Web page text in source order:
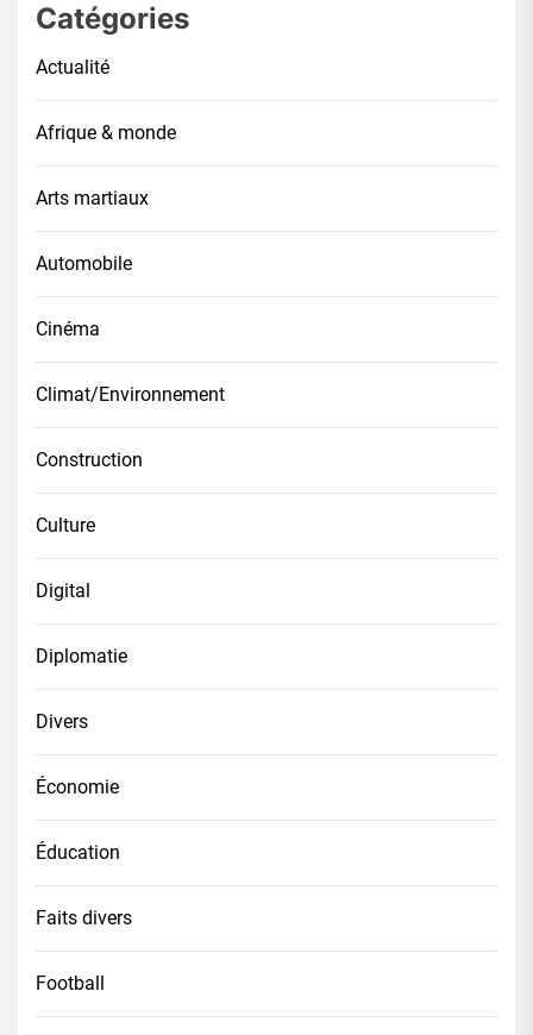
Catégories
Actualité
Afrique & monde
Arts martiaux
Automobile
Cinéma
Climat/Environnement
Construction
Culture
Digital
Diplomatie
Divers
Économie
Éducation
Faits divers
Football